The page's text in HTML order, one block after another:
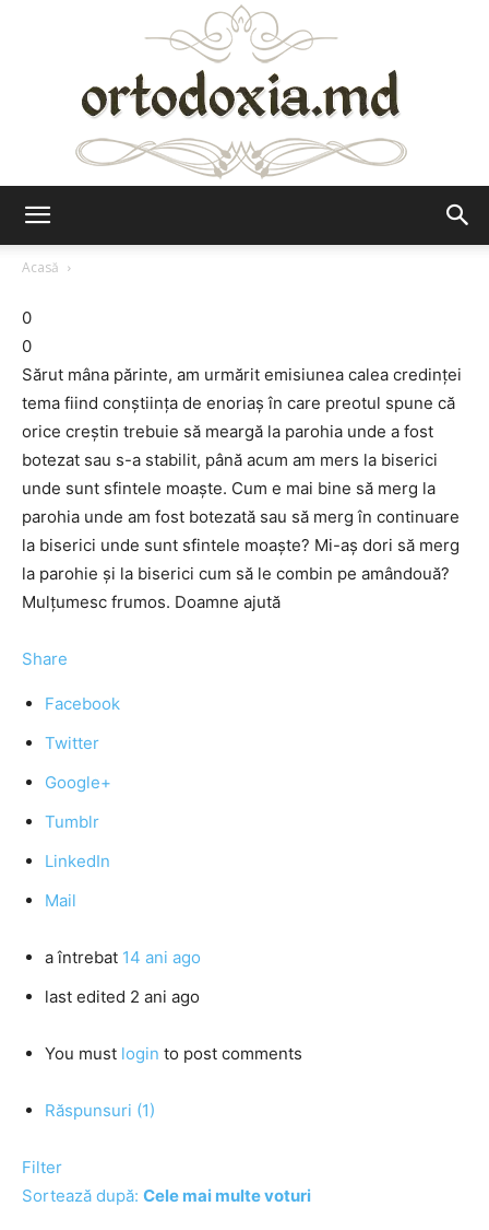
Acasă
0
0
Sărut mâna părinte, am urmărit emisiunea calea credinței
tema fiind conștiința de enoriaș în care preotul spune că
orice creștin trebuie să meargă la parohia unde a fost
botezat sau s-a stabilit, până acum am mers la biserici
unde sunt sfintele moaște. Cum e mai bine să merg la
parohia unde am fost botezată sau să merg în continuare
la biserici unde sunt sfintele moaște? Mi-aș dori să merg
la parohie și la biserici cum să le combin pe amândouă?
Mulțumesc frumos. Doamne ajută
Share
Facebook
Twitter
Google+
Tumblr
LinkedIn
Mail
a întrebat 14 ani ago
last edited 2 ani ago
You must login to post comments
Răspunsuri (1)
Filter
Sortează după: Cele mai multe voturi